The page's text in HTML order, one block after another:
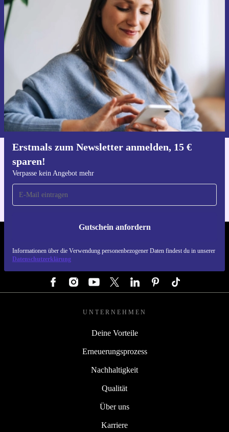
Erstmals zum Newsletter anmelden, 15 €
sparen!
Verpasse kein Angebot mehr
Gutschein anfordern
Informationen über die Verwendung personenbezogener Daten findest du in unserer
Datenschutzerklärung
Erstmals zum Newsletter anmelden,
15 € sparen!
Verpasse kein Angebot mehr.
Gutschein anfordern
Informationen über die Verwendung personenbezogener Daten findest
du in unsererDatenschutzerklärung.
Für iOS und Android
UNTERNEHMEN
Deine Vorteile
Erneuerungsprozess
Nachhaltigkeit
Qualität
Über uns
Karriere